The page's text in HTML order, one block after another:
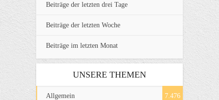
Beiträge der letzten drei Tage
Beiträge der letzten Woche
Beiträge im letzten Monat
UNSERE THEMEN
Allgemein 7.476